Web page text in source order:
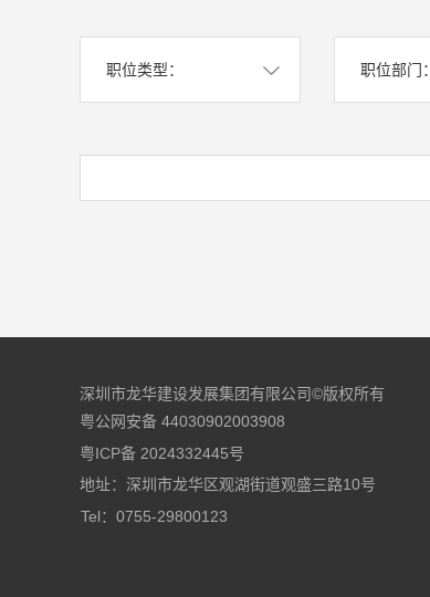
职位类型： 职位部门：
深圳市龙华建设发展集团有限公司©版权所有
粤公网安备 44030902003908
粤ICP备 2024332445号
地址：深圳市龙华区观湖街道观盛三路10号
Tel：0755-29800123